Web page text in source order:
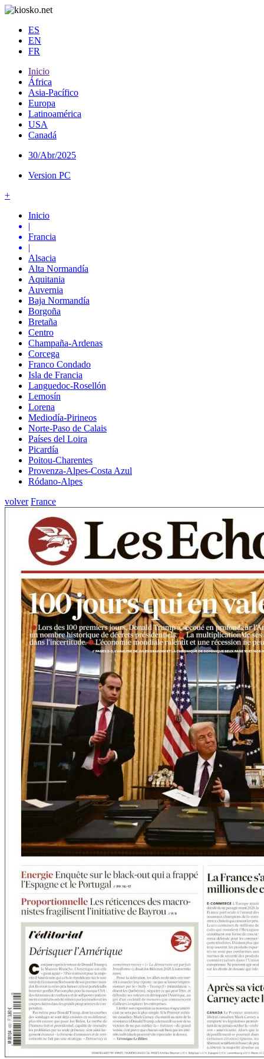
ES
EN
FR
Inicio
África
Asia-Pacífico
Europa
Latinoamérica
USA
Canadá
30/Abr/2025
Version PC
+
Inicio
|
Francia
|
Alsacia
Alta Normandía
Aquitania
Auvernia
Baja Normandía
Borgoña
Bretaña
Centro
Champaña-Ardenas
Corcega
Franco Condado
Isla de Francia
Languedoc-Rosellón
Lemosín
Lorena
Mediodía-Pirineos
Norte-Paso de Calais
Países del Loira
Picardía
Poitou-Charentes
Provenza-Alpes-Costa Azul
Ródano-Alpes
volver France